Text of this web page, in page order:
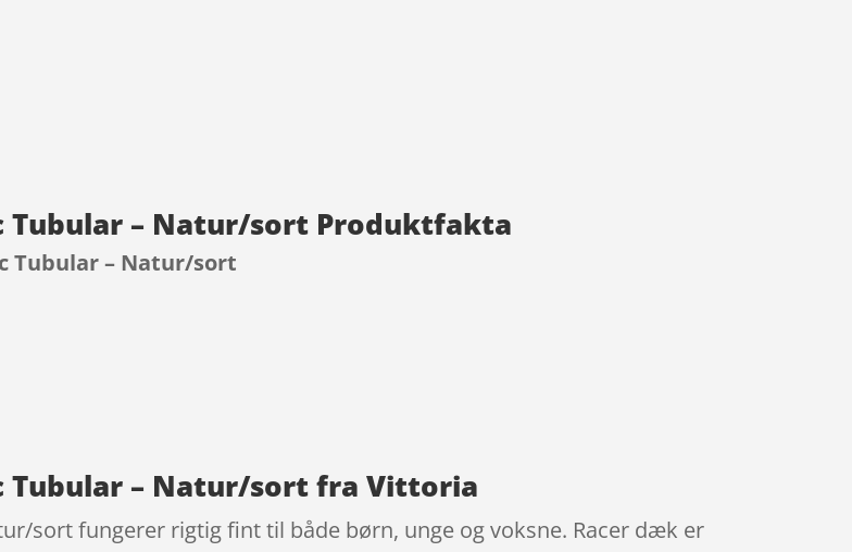
Tubular – Natur/sort Produktfakta
Tubular – Natur/sort
Tubular – Natur/sort fra Vittoria
sort fungerer rigtig fint til både børn, unge og voksne. Racer dæk er